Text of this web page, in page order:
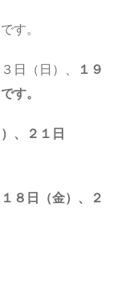
す。
日（日）、 １ ９
です。
、２１日
８日（金）、２